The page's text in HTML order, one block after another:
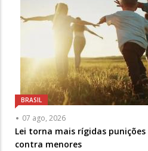
BRASIL
07 ago, 2026
Lei torna mais rígidas
contra menores